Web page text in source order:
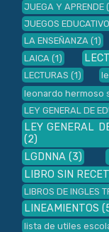
JUEGA Y APRENDE
JUEGOS
LA ENSEÑANZA (1)
LAICA (1)
LECTURAS (1)
leonardo hermoso
LEY GENERAL DE
LEY GENERAL
(2)
LGDNNA (3)
LIBRO SIN
LIBROS DE INGLES
LINEAMIENTOS
lista de utiles